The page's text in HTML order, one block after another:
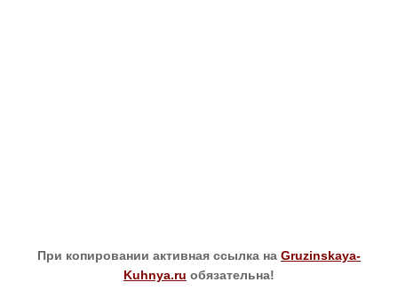
При копировании активная ссылка на Gruzinskaya-
Kuhnya.ru обязательна!